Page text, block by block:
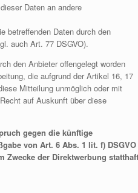
Daten an andere
betreffenden Daten durch den
auch Art. 77 DSGVO).
den Anbieter offengelegt worden
die aufgrund der Artikel 16, 17
Mitteilung unmöglich oder mit
auf Auskunft über diese
gegen die künftige
von Art. 6 Abs. 1 lit. f) DSGVO
Zwecke der Direktwerbung